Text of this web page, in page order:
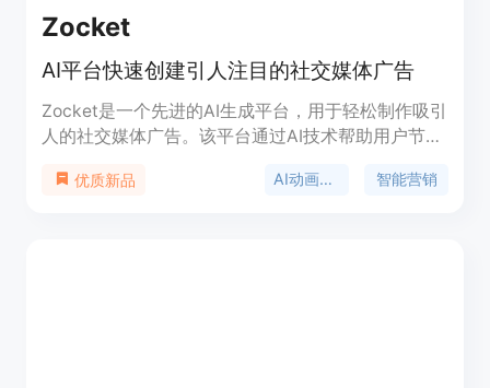
Zocket
AI平台快速创建引人注目的社交媒体广告
Zocket是一个先进的AI生成平台，用于轻松制作吸引
人的社交媒体广告。该平台通过AI技术帮助用户节省
功能，并支持多渠道整合。Zocket专为增强客户互
优质新品 AI动画制作 智能营销